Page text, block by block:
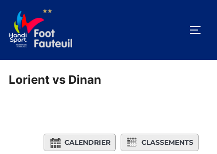
contenu
Lorient vs Dinan
CALENDRIER CLASSEMENTS